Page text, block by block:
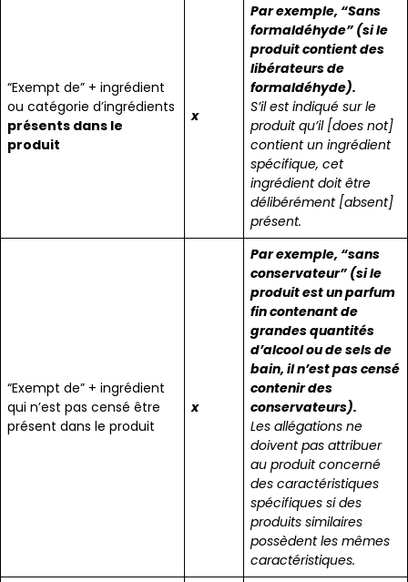
“Exempt de” + ingrédient
ou catégorie d’ingrédients
présents dans le
produit
x
Par exemple, “Sans
formaldéhyde” (si le
produit contient des
libérateurs de
formaldéhyde).
S’il est indiqué sur le
produit qu’il [does not]
contient un ingrédient
spécifique, cet
ingrédient doit être
délibérément [absent]
présent.
“Exempt de” + ingrédient
qui n’est pas censé être
présent dans le produit
x
Par exemple, “sans
conservateur” (si le
produit est un parfum
fin contenant de
grandes quantités
d’alcool ou de sels de
bain, il n’est pas censé
contenir des
conservateurs).
Les allégations ne
doivent pas attribuer
au produit concerné
des caractéristiques
spécifiques si des
produits similaires
possèdent les mêmes
caractéristiques.